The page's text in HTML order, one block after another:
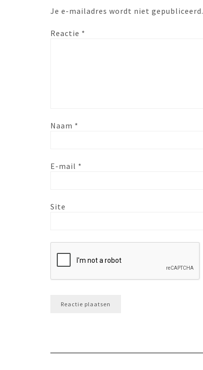
Je e-mailadres wordt niet gepubliceerd.
Reactie *
Naam *
E-mail *
Site